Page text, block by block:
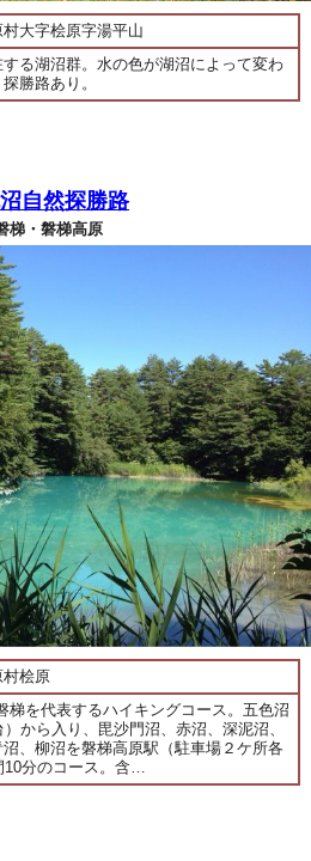
大字桧原字湯平山
る湖沼群。水の色が湖沼によって変わ
勝路あり。
自然探勝路
梯・磐梯高原
村桧原
梯を代表するハイキングコース。五色沼
から入り、毘沙門沼、赤沼、深泥沼、
、柳沼を磐梯高原駅（駐車場２ケ所各
分のコース。含…